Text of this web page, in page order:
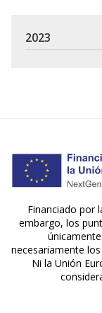
2023
Financiado por
embargo, los
necesariamente
Ni la Unión